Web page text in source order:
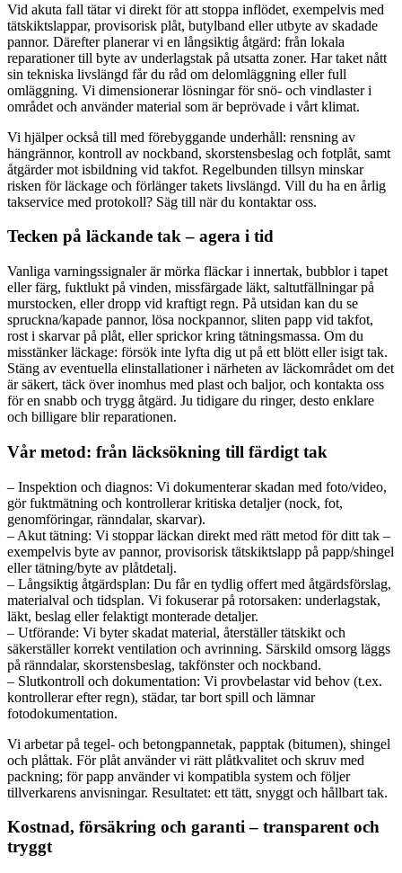
Vid akuta fall tätar vi direkt för att stoppa inflödet, exempelvis med
tätskiktslappar, provisorisk plåt, butylband eller utbyte av skadade
pannor. Därefter planerar vi en långsiktig åtgärd: från lokala
reparationer till byte av underlagstak på utsatta zoner. Har taket nått
sin tekniska livslängd får du råd om delomläggning eller full
omläggning. Vi dimensionerar lösningar för snö- och vindlaster i
området och använder material som är beprövade i vårt klimat.
Vi hjälper också till med förebyggande underhåll: rensning av
hängrännor, kontroll av nockband, skorstensbeslag och fotplåt, samt
åtgärder mot isbildning vid takfot. Regelbunden tillsyn minskar
risken för läckage och förlänger takets livslängd. Vill du ha en årlig
takservice med protokoll? Säg till när du kontaktar oss.
Tecken på läckande tak – agera i tid
Vanliga varningssignaler är mörka fläckar i innertak, bubblor i tapet
eller färg, fuktlukt på vinden, missfärgade läkt, saltutfällningar på
murstocken, eller dropp vid kraftigt regn. På utsidan kan du se
spruckna/kapade pannor, lösa nockpannor, sliten papp vid takfot,
rost i skarvar på plåt, eller sprickor kring tätningsmassa. Om du
misstänker läckage: försök inte lyfta dig ut på ett blött eller isigt tak.
Stäng av eventuella elinstallationer i närheten av läckområdet om det
är säkert, täck över inomhus med plast och baljor, och kontakta oss
för en snabb och trygg åtgärd. Ju tidigare du ringer, desto enklare
och billigare blir reparationen.
Vår metod: från läcksökning till färdigt tak
– Inspektion och diagnos: Vi dokumenterar skadan med foto/video,
gör fuktmätning och kontrollerar kritiska detaljer (nock, fot,
genomföringar, ränndalar, skarvar).
– Akut tätning: Vi stoppar läckan direkt med rätt metod för ditt tak –
exempelvis byte av pannor, provisorisk tätskiktslapp på papp/shingel
eller tätning/byte av plåtdetalj.
– Långsiktig åtgärdsplan: Du får en tydlig offert med åtgärdsförslag,
materialval och tidsplan. Vi fokuserar på rotorsaken: underlagstak,
läkt, beslag eller felaktigt monterade detaljer.
– Utförande: Vi byter skadat material, återställer tätskikt och
säkerställer korrekt ventilation och avrinning. Särskild omsorg läggs
på ränndalar, skorstensbeslag, takfönster och nockband.
– Slutkontroll och dokumentation: Vi provbelastar vid behov (t.ex.
kontrollerar efter regn), städar, tar bort spill och lämnar
fotodokumentation.
Vi arbetar på tegel- och betongpannetak, papptak (bitumen), shingel
och plåttak. För plåt använder vi rätt plåtkvalitet och skruv med
packning; för papp använder vi kompatibla system och följer
tillverkarens anvisningar. Resultatet: ett tätt, snyggt och hållbart tak.
Kostnad, försäkring och garanti – transparent och
tryggt